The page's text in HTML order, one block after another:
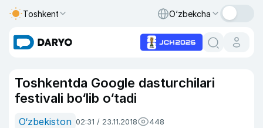
Toshkent O‘zbekcha
Toshkentda Google dasturchilari
festivali bo‘lib o‘tadi
O‘zbekiston 02:31 / 23.11.2018 448